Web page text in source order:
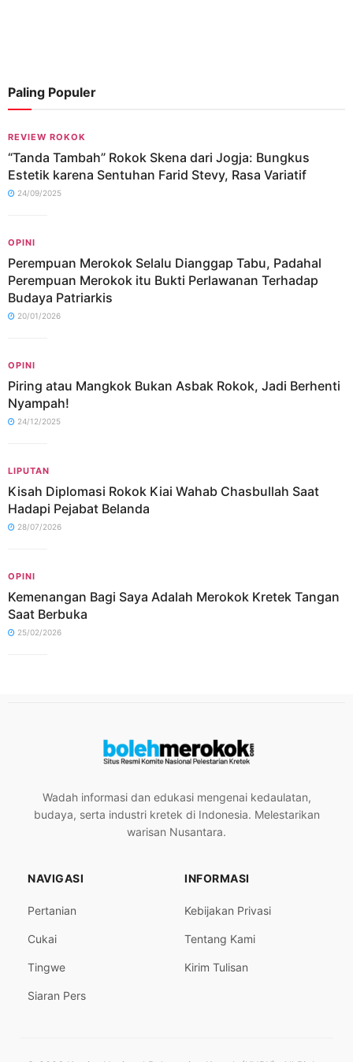
Paling Populer
REVIEW ROKOK
“Tanda Tambah” Rokok Skena dari Jogja: Bungkus
Estetik karena Sentuhan Farid Stevy, Rasa Variatif
24/09/2025
OPINI
Perempuan Merokok Selalu Dianggap Tabu, Padahal
Perempuan Merokok itu Bukti Perlawanan Terhadap
Budaya Patriarkis
20/01/2026
OPINI
Piring atau Mangkok Bukan Asbak Rokok, Jadi Berhenti
Nyampah!
24/12/2025
LIPUTAN
Kisah Diplomasi Rokok Kiai Wahab Chasbullah Saat
Hadapi Pejabat Belanda
28/07/2026
OPINI
Kemenangan Bagi Saya Adalah Merokok Kretek Tangan
Saat Berbuka
25/02/2026
Wadah informasi dan edukasi mengenai kedaulatan,
budaya, serta industri kretek di Indonesia. Melestarikan
warisan Nusantara.
NAVIGASI
Pertanian
Cukai
Tingwe
Siaran Pers
INFORMASI
Kebijakan Privasi
Tentang Kami
Kirim Tulisan